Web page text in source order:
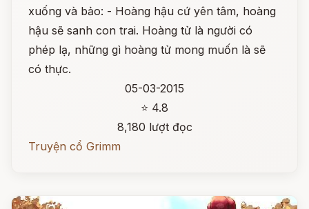
xuống và bảo: - Hoàng hậu cứ yên tâm, hoàng
hậu sẽ sanh con trai. Hoàng tử là người có
phép lạ, những gì hoàng tử mong muốn là sẽ
có thực.
05-03-2015
⭐ 4.8
8,180 lượt đọc
Truyện cổ Grimm